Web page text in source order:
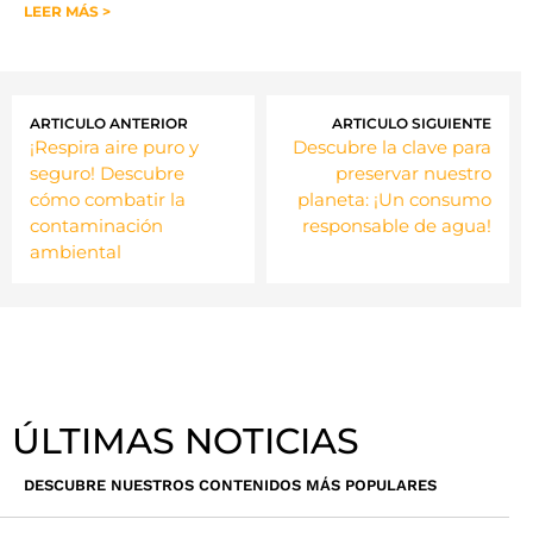
LEER MÁS >
ARTICULO ANTERIOR
¡Respira aire puro y
seguro! Descubre
cómo combatir la
contaminación
ambiental
ARTICULO SIGUIENTE
Descubre la clave para
preservar nuestro
planeta: ¡Un consumo
responsable de agua!
ÚLTIMAS NOTICIAS
DESCUBRE NUESTROS CONTENIDOS MÁS POPULARES